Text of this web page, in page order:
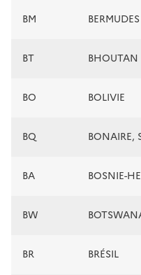
BM
BT BHOUTAN
BO BOLIVIE
BQ BONAIRE,
BA BOSNIE-
BW
BR BRÉSIL